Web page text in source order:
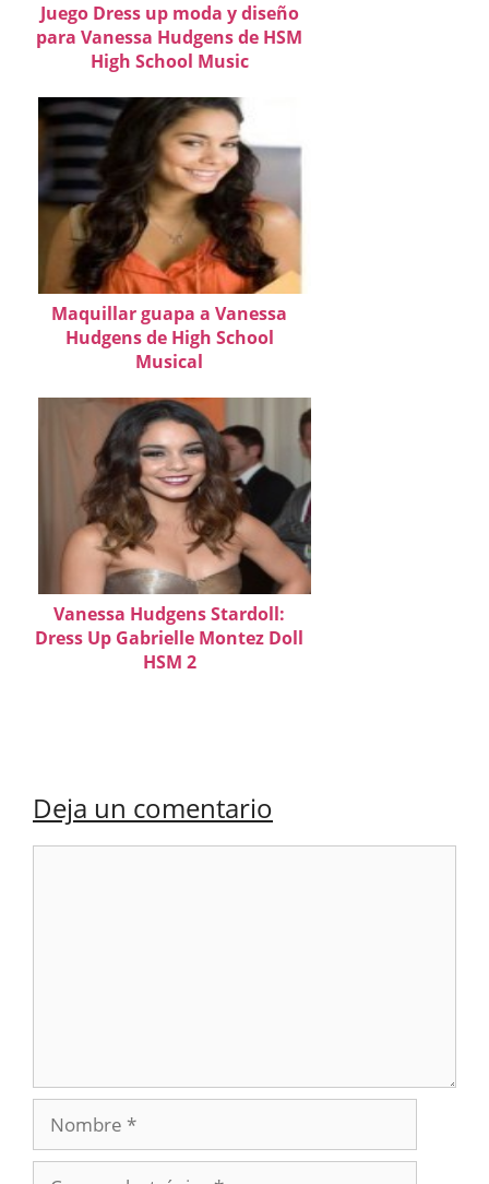
Juego Dress up moda y diseño
para Vanessa Hudgens de HSM
High School Music
Maquillar guapa a Vanessa
Hudgens de High School
Musical
Vanessa Hudgens Stardoll:
Dress Up Gabrielle Montez Doll
HSM 2
Deja un comentario
Nombre